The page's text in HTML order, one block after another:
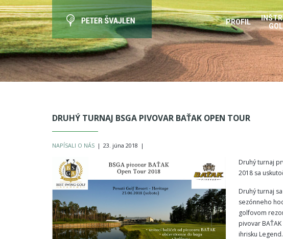
PROFIL
DRUHÝ TURNAJ BSGA PIVOVAR BAŤAK OPEN TOUR
NAPÍSALI O NÁS | 23. júna 2018 |
Druhý turnaj
2018 sa
Druhý turnaj
sezónneho
golfovom
pivovar
ihrisku Legend.